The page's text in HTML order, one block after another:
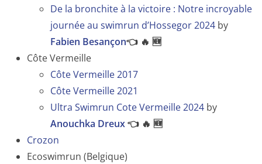
De la bronchite à la victoire : Notre incroyable
journée au swimrun d’Hossegor 2024 by
Fabien Besançon👈 🔥 🆕
Côte Vermeille
Côte Vermeille 2017
Côte Vermeille 2021
Ultra Swimrun Cote Vermeille 2024 by
Anouchka Dreux👈 🔥 🆕
Crozon
Ecoswimrun (Belgique)